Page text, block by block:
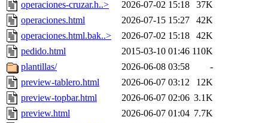
operaciones-cruzar.h..>
2026-07-02 15:18
37K
operaciones.html
2026-07-15 15:27
42K
operaciones.html.bak..>
2026-07-02 15:18
42K
pedido.html
2015-03-10 01:46 110K
plantillas/
2026-06-08 03:58
-
preview-tablero.html
2026-06-07 03:12
12K
preview-topbar.html
2026-06-07 02:06 3.1K
preview.html
2026-06-07 01:04 7.7K